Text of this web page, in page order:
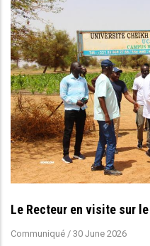
Le Recteur en visite sur
Communiqué / 30 June 2026